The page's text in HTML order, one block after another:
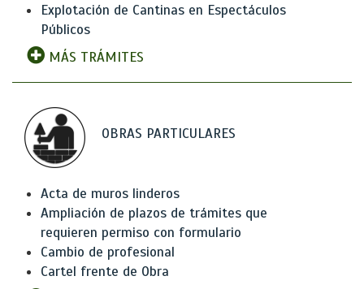
Explotación de Cantinas en Espectáculos
Públicos
MÁS TRÁMITES
OBRAS PARTICULARES
Acta de muros linderos
Ampliación de plazos de trámites que
requieren permiso con formulario
Cambio de profesional
Cartel frente de Obra